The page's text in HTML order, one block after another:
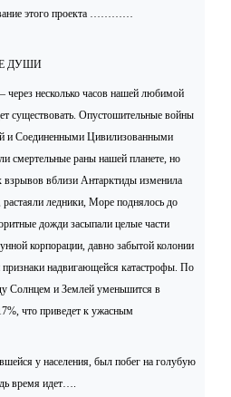
этого проекта …………
ДУШИ
через несколько часов нашей любимой
существовать. Опустошительные войны
и Соединенными Цивилизованными
смертельные раны нашей планете, но
взрывов вблизи Антарктиды изменила
ледники, Море поднялось до
дожди засыпали целые части
корпорации, давно забытой колонии
надвигающейся катастрофы. По
Солнцем и Землей уменьшится в
что приведет к ужасным
у населения, был побег на голубую
время идет….